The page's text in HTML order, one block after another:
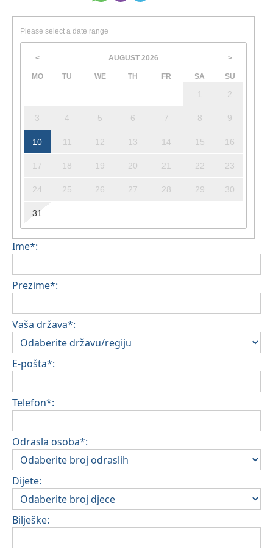
Za kućne ljubimce ili posebne uvjete mogu se
primjenjivati dodatne naknade.
Please select a date range
< AUGUST 2026 >
MO TU WE TH FR SA SU
1 2
3 4 5 6 7 8 9
10 11 12 13 14 15 16
17 18 19 20 21 22 23
24 25 26 27 28 29 30
31
Ime*:
Prezime*:
Vaša država*:
E-pošta*:
Telefon*:
Odrasla osoba*:
Dijete:
Bilješke: